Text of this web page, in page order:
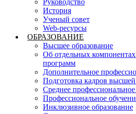
Руководство
История
Ученый совет
Web-ресурсы
ОБРАЗОВАНИЕ
Высшее образование
Об отдельных
программ
Дополнительное
Подготовка кадров
Среднее
Профессиональное
Инклюзивное образование